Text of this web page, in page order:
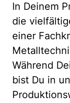
In Deinem
die
einer
Während
bist Du in